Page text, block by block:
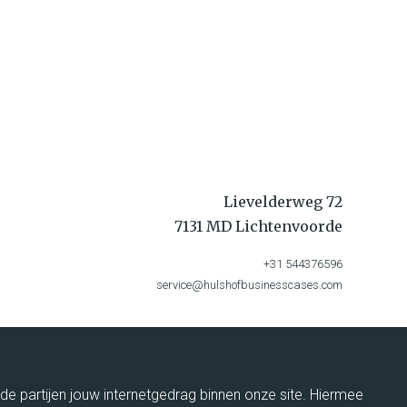
Lievelderweg 72
7131 MD Lichtenvoorde
+31 544376596
service@hulshofbusinesscases.com
partijen jouw internetgedrag binnen onze site. Hiermee